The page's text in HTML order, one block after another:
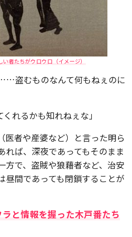
者たちがウロウロ（イメージ）
盗むものなんて何もねぇのに
くれるかも知れねぇな」
医者や産婆など）と言った明ら
れば、深夜であってもそのまま
方で、盗賊や狼藉者など、治安
昼間であっても閉鎖することが
と情報を握った木戸番たち